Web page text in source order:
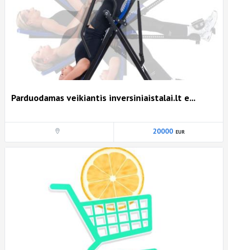
Parduodamas veikiantis inversiniaistalai.lt e...
20000